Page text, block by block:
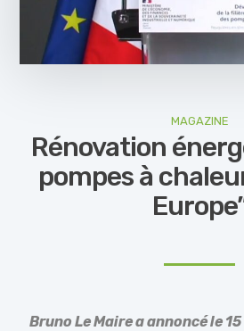
MAGAZINE
Rénovation
pompes à
Bruno Le Maire a annoncé le